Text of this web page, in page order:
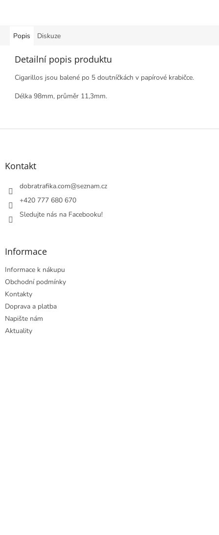
Popis Diskuze
Detailní popis produktu
Cigarillos jsou balené po 5 doutníčkách v papírové krabičce.
Délka 98mm, průměr 11,3mm.
Z
Kontakt
dobratrafika.com@seznam.cz
+420 777 680 670
Sledujte nás na Facebooku!
Informace
Informace k nákupu
Obchodní podmínky
Kontakty
Doprava a platba
Napište nám
Aktuality